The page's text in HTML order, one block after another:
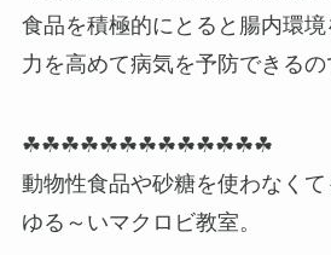
食品を積極的にとると腸内環
力を高めて病気を予防できるの
☘☘☘☘☘☘☘☘☘☘☘☘☘
動物性食品や砂糖を使わなく
ゆる～いマクロビ教室。